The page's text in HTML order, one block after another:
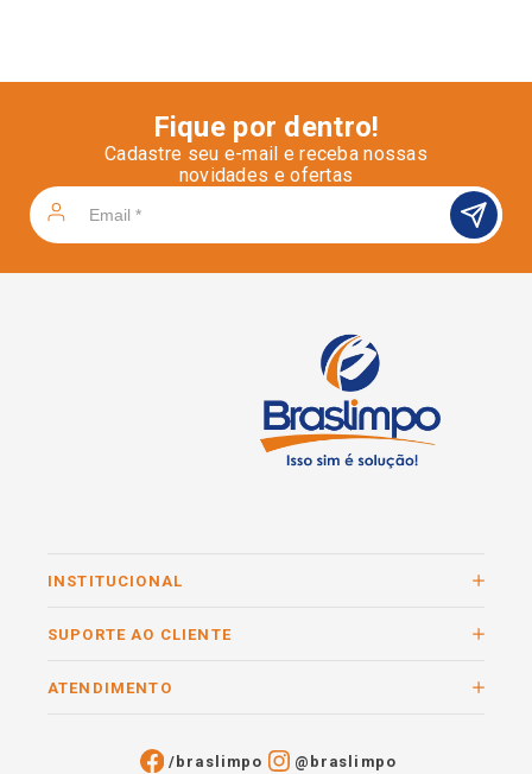
Fique por dentro!
Cadastre seu e-mail e receba nossas
novidades e ofertas
INSTITUCIONAL
SUPORTE AO CLIENTE
ATENDIMENTO
/braslimpo @braslimpo